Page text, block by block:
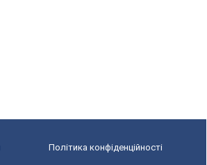
Політика конфіденційності